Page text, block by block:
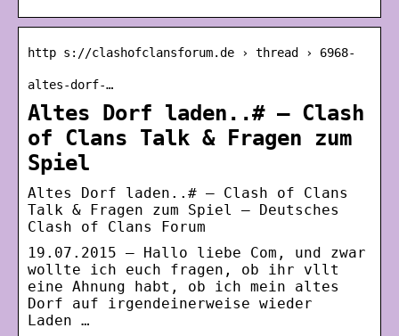
http s://clashofclansforum.de › thread › 6968-
altes-dorf-…
Altes Dorf laden..# – Clash
of Clans Talk & Fragen zum
Spiel
Altes Dorf laden..# – Clash of Clans
Talk & Fragen zum Spiel – Deutsches
Clash of Clans Forum
19.07.2015 — Hallo liebe Com, und zwar
wollte ich euch fragen, ob ihr vllt
eine Ahnung habt, ob ich mein altes
Dorf auf irgendeinerweise wieder
Laden …